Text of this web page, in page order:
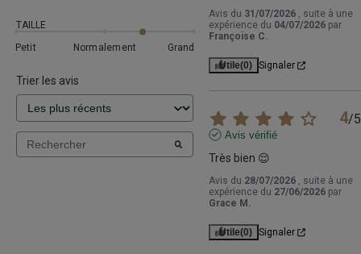
TAILLE
Petit
Normalement Grand
Trier les avis
Avis du 31/07/2026 , suite à une
expérience du 04/07/2026 par
Françoise C.
Utile(0) Signaler
4/5
Avis vérifié
Très bien 😌
Avis du 28/07/2026 , suite à une
expérience du 27/06/2026 par
Grace M.
Utile(0) Signaler